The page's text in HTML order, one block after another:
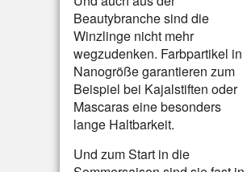
Beautybranche sind die
Winzlinge nicht mehr
wegzudenken. Farbpartikel in
Nanogröße garantieren zum
Beispiel bei Kajalstiften oder
Mascaras eine besonders
lange Haltbarkeit.
Und zum Start in die